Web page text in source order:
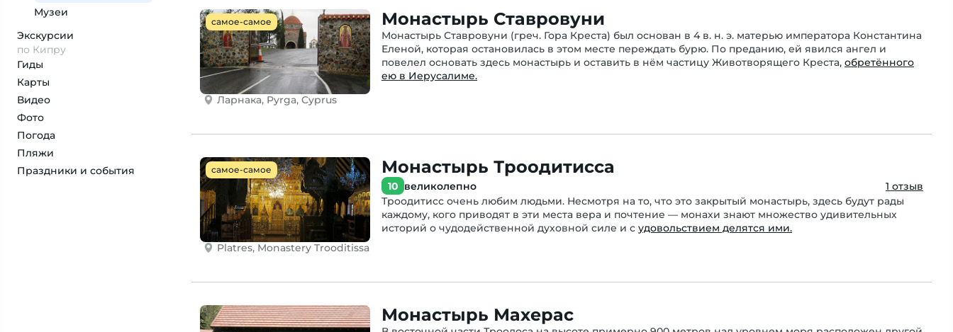
Музеи
Экскурсии
по Кипру
Гиды
Карты
Видео
Фото
Погода
Пляжи
Праздники и события
самое-самое
Ларнака, Pyrga, Cyprus
Монастырь Ставровуни
Монастырь Ставровуни (греч. Гора Креста) был основан в 4 в. н. э. матерью императора Константина
Еленой, которая остановилась в этом месте переждать бурю. По преданию, ей явился ангел и
повелел основать здесь монастырь и оставить в нём частицу Животворящего Креста, обретённого
ею в Иерусалиме.
самое-самое
Platres, Monastery Trooditissa
Монастырь Троодитисса
10 великолепно
1 отзыв
Троодитисс очень любим людьми. Несмотря на то, что это закрытый монастырь, здесь будут рады
каждому, кого приводят в эти места вера и почтение — монахи знают множество удивительных
историй о чудодейственной духовной силе и с удовольствием делятся ими.
Монастырь Махерас